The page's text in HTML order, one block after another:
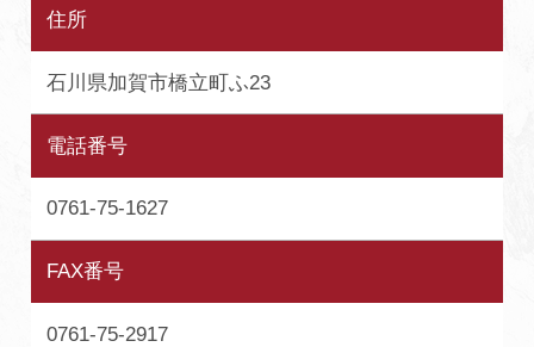
住所
石川県加賀市橋立町ふ23
電話番号
0761-75-1627
FAX番号
0761-75-2917